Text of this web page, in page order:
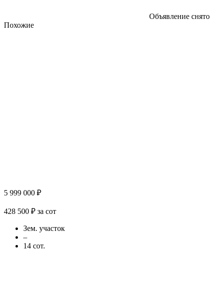
Объявление снято
Похожие
5 999 000 ₽
428 500 ₽ за сот
Зем. участок
–
14 сот.